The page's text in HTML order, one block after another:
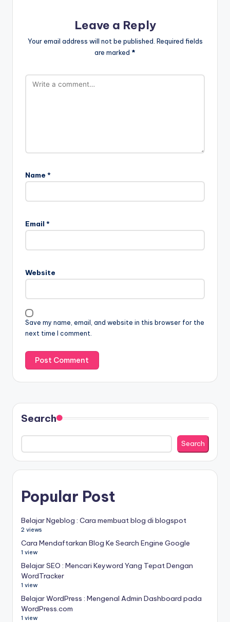
Leave a Reply
Your email address will not be published. Required fields
are marked *
Name *
Email *
Website
Save my name, email, and website in this browser for the
next time I comment.
Search
Search
Popular Post
Belajar Ngeblog : Cara membuat blog di blogspot
2 views
Cara Mendaftarkan Blog Ke Search Engine Google
1 view
Belajar SEO : Mencari Keyword Yang Tepat Dengan
WordTracker
1 view
Belajar WordPress : Mengenal Admin Dashboard pada
WordPress.com
1 view